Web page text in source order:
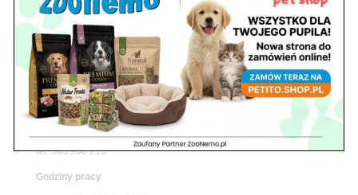
Godziny pracy
pon. – piąt. 10.00 – 19.00
sob. 10.00 – 15.00
niedz. zamknięte
Adres
05-100 Nowy Dwór Mazowiecki
ul. Leśna 2
tel. 503 900 215
Godziny pracy